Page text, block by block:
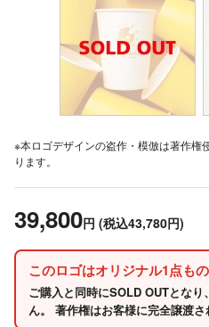
※本ロゴデザインの盗作・模倣は著作権
ります。
39,800円 (税込43,780円)
このロゴはオリジナル1点もの
ご購入と同時にSOLD OUTとな
ん。 著作権はお客様に完全譲渡さ